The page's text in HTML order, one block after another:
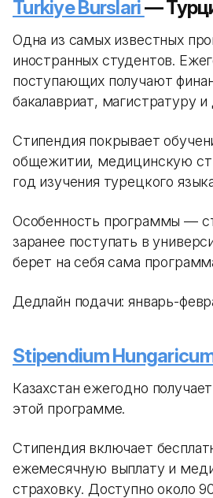
Turkiye Burslari—
Одна из самых известных
иностранных студентов.
поступающих получают
бакалавриат, магистратуру
Стипендия покрывает
общежитии, медицинскую
год изучения турецкого
Особенность программы —
заранее поступать в
берет на себя сама
Дедлайн подачи: январь-
Stipendium
Казахстан ежегодно
этой программе.
Стипендия включает
ежемесячную выплату и
страховку. Доступно около